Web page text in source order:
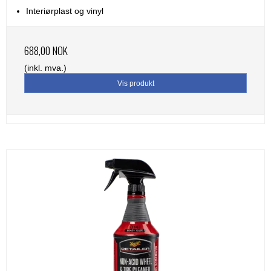
Interiørplast og vinyl
688,00 NOK
(inkl. mva.)
Vis produkt